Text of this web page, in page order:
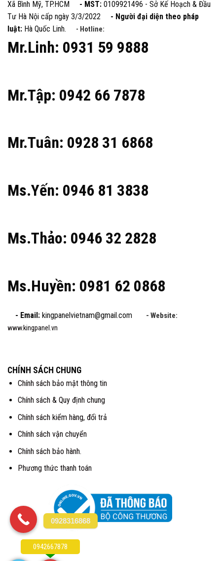
Xã Bình Mỹ, TP.HCM - MST: 0109921496 - Sở Kế Hoạch & Đầu
Tư Hà Nội cấp ngày 3/3/2022 - Người đại diện theo pháp
luật: Hà Quốc Linh. - Hotline:
Mr.Linh: 0931 59 9888
Mr.Tập: 0942 66 7878
Mr.Tuân: 0928 31 6868
Ms.Yến: 0946 81 3838
Ms.Thảo: 0946 32 2828
Ms.Huyền: 0981 62 0868
- Email: kingpanelvietnam@gmail.com - Website:
www.kingpanel.vn
CHÍNH SÁCH CHUNG
Chính sách bảo mật thông tin
Chính sách & Quy định chung
Chính sách kiểm hàng, đổi trả
Chính sách vận chuyển
Chính sách bảo hành.
Phương thức thanh toán
0928316868
0942667878